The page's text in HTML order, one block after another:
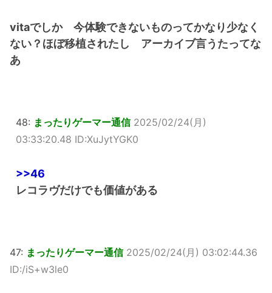
vitaでしか 今体験できないものってかなり少なく
ない？ほぼ移植されたし アーカイブ言うたってな
あ
48: まったりゲーマー通信 2025/02/24(月)
03:33:20.48 ID:XuJytYGK0
>>46
レコラヴだけでも価値がある
47: まったりゲーマー通信 2025/02/24(月) 03:02:44.36
ID:/iS+w3le0